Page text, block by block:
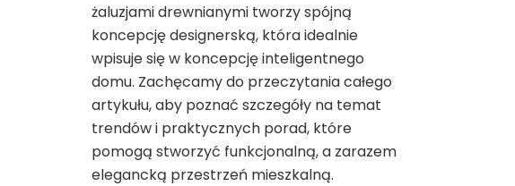
żaluzjami drewnianymi tworzy spójną
koncepcję designerską, która idealnie
wpisuje się w koncepcję inteligentnego
domu. Zachęcamy do przeczytania całego
artykułu, aby poznać szczegóły na temat
trendów i praktycznych porad, które
pomogą stworzyć funkcjonalną, a zarazem
elegancką przestrzeń mieszkalną.